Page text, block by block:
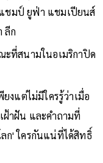
แชมป์ ยูฟ่า แชมเปียนส์
ลีก
ะที่สนามในอเมริกาปิด
งแต่ไม่มีใครรู้ว่าเมื่อ
ฝ้าฝัน และคำถามที่
ลก' ใครกันแน่ที่ได้สิทธิ์